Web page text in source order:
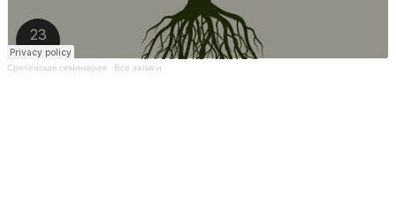
Сретенская семинария · Все записи